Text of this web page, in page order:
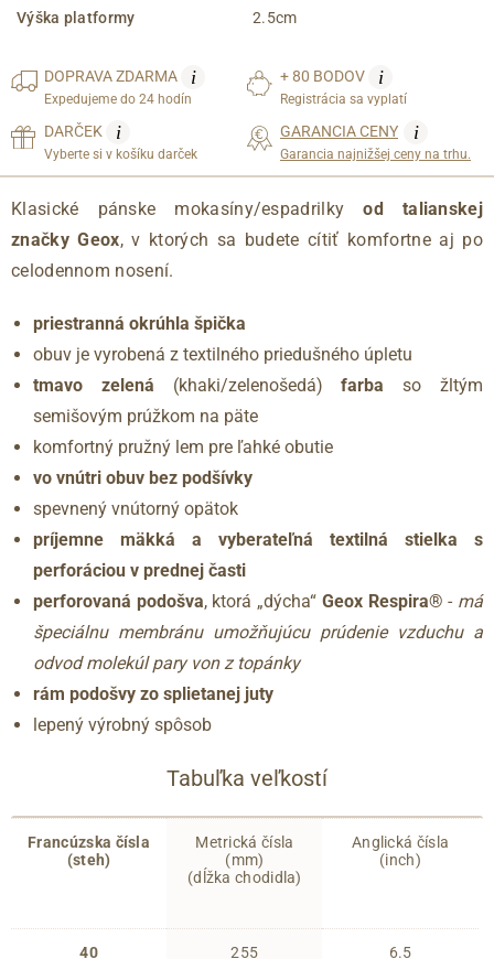
Výška platformy 2.5cm
DOPRAVAZDARMA i
Expedujeme do 24 hodín
+ 80 BODOV i
Registrácia sa vyplatí
DARČEK i
Vyberte si v košíku darček
GARANCIA CENY i
Garancia najnižšej ceny na trhu.
Klasické pánske mokasíny/espadrilkyod talianskej
značky Geox, v ktorých sa budete cítiť komfortne aj po
celodennom nosení.
priestranná okrúhla špička
obuv je vyrobená z textilného priedušného úpletu
tmavo zelená (khaki/zelenošedá)farba so žltým
semišovým prúžkom na päte
komfortný pružný lem pre ľahké obutie
vo vnútri obuv bez podšívky
spevnený vnútorný opätok
príjemne mäkká a vyberateľná textilná stielka s
perforáciou v prednej časti
perforovaná podošva, ktorá „dýcha“ Geox Respira® - má
špeciálnu membránu umožňujúcu prúdenie vzduchu a
odvod molekúl pary von z topánky
rám podošvy zo splietanej juty
lepený výrobný spôsob
Tabuľka veľkostí
Francúzska čísla
(steh)
40
Metrická čísla
(mm)
(dĺžka chodidla)
255
Anglická čísla
(inch)
6.5